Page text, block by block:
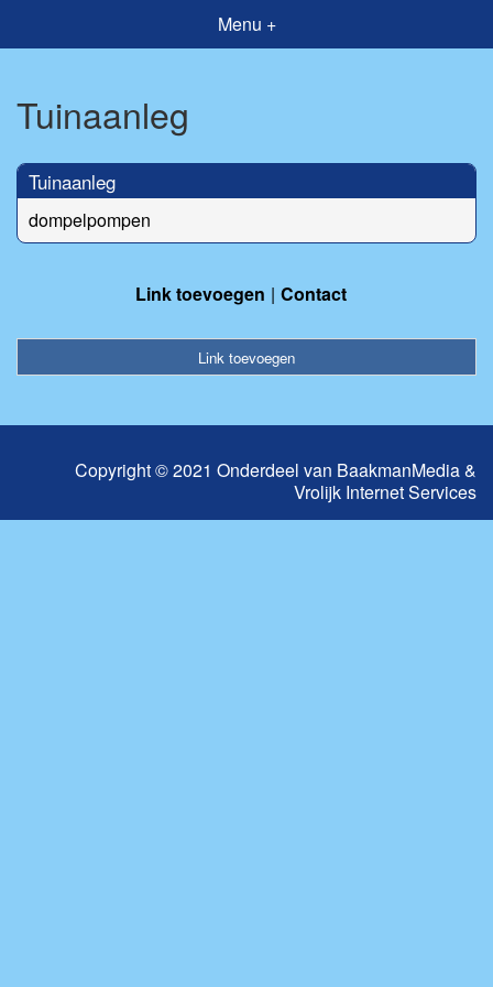
Menu +
Tuinaanleg
Tuinaanleg
dompelpompen
Link toevoegen Contact
Link toevoegen
Copyright © 2021 Onderdeel van BaakmanMedia&
Vrolijk Internet Services